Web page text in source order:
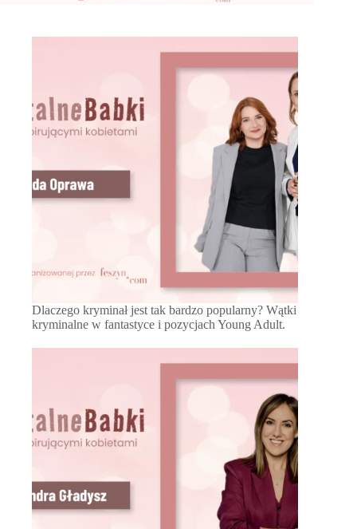
Dlaczego kryminał jest tak bardzo popularny? Wątki
kryminalne w fantastyce i pozycjach Young Adult.